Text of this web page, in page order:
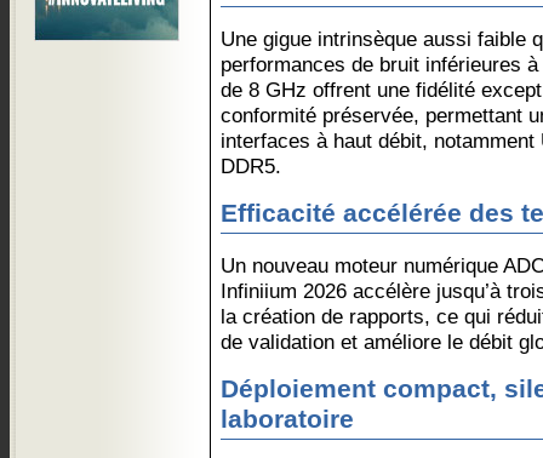
Une gigue intrinsèque aussi faible
performances de bruit inférieures
de 8 GHz offrent une fidélité
conformité préservée, permettant
interfaces à haut débit,
DDR5.
Efficacité accélérée des
Un nouveau moteur numérique
Infiniium 2026 accélère jusqu’à
la création de rapports, ce qui
de validation et améliore le débit
Déploiement compact,
laboratoire